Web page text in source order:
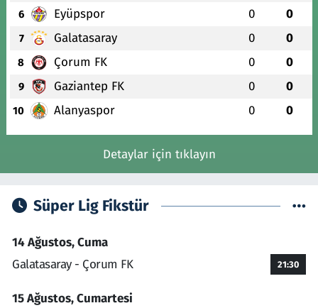
6 Eyüpspor 0 0
7 Galatasaray 0 0
8 Çorum FK 0 0
9 Gaziantep FK 0 0
10 Alanyaspor 0 0
Detaylar için tıklayın
Süper Lig Fikstür
14 Ağustos, Cuma
Galatasaray - Çorum FK
21:30
15 Ağustos, Cumartesi